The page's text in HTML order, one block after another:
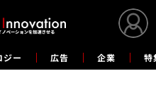
ジー 広告 企業 特